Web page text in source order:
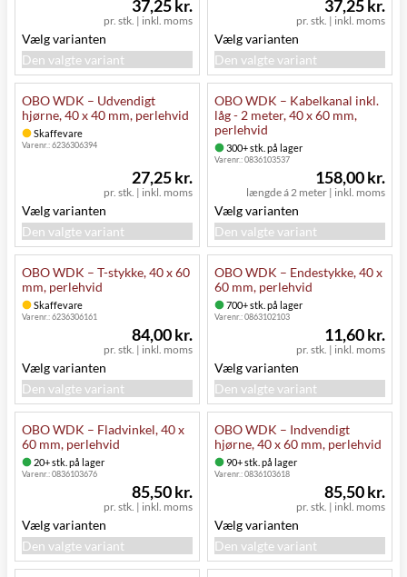
pr. stk. | inkl. moms
37,25 kr.
Vælg varianten
Den valgte variant
pr. stk. | inkl. moms
37,25 kr.
Vælg varianten
Den valgte variant
OBO WDK – Udvendigt
hjørne, 40 x 40 mm, perlehvid
Skaffevare
Varenr.:6236306394
pr. stk. | inkl. moms
27,25 kr.
Vælg varianten
Den valgte variant
OBO WDK – Kabelkanal inkl.
låg - 2 meter, 40 x 60 mm,
perlehvid
300+ stk. på lager
Varenr.:0836103537
længde á 2 meter | inkl. moms
158,00 kr.
Vælg varianten
Den valgte variant
OBO WDK – T-stykke, 40 x 60
mm, perlehvid
Skaffevare
Varenr.:6236306161
pr. stk. | inkl. moms
84,00 kr.
Vælg varianten
Den valgte variant
OBO WDK – Endestykke, 40 x
60 mm, perlehvid
700+ stk. på lager
Varenr.:0863102103
pr. stk. | inkl. moms
11,60 kr.
Vælg varianten
Den valgte variant
OBO WDK – Fladvinkel, 40 x
60 mm, perlehvid
20+ stk. på lager
Varenr.:0836103676
pr. stk. | inkl. moms
85,50 kr.
Vælg varianten
Den valgte variant
OBO WDK – Indvendigt
hjørne, 40 x 60 mm, perlehvid
90+ stk. på lager
Varenr.:0836103618
pr. stk. | inkl. moms
85,50 kr.
Vælg varianten
Den valgte variant